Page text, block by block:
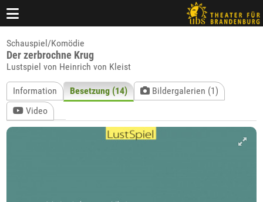
Schauspiel/Komödie
Der zerbrochne Krug
Lustspiel von Heinrich von Kleist
Information Besetzung (14)
Bildergalerien (1)
Video